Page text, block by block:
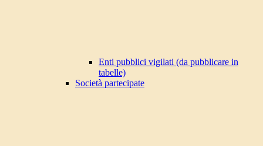
Enti pubblici vigilati (da pubblicare in
tabelle)
Società partecipate